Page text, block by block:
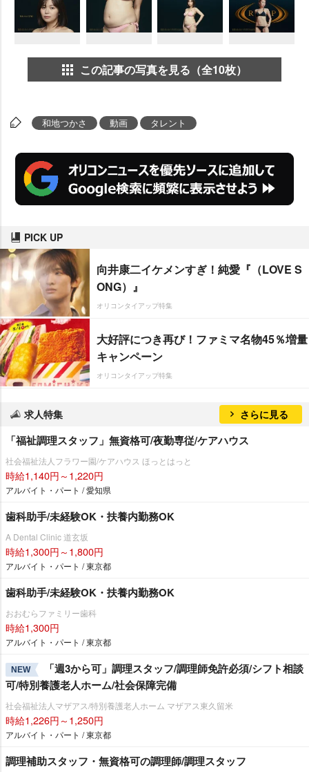
この記事の写真を見る（全10枚）
和地つかさ 動画 タレント
PICK UP
向井康二イケメンすぎ！純愛『（LOVE S
ONG）』
オリコンタイアップ特集
大好評につき再び！ファミマ名物45％増量
キャンペーン
オリコンタイアップ特集
求人特集 さらに見る
「福祉調理スタッフ」無資格可/夜勤専従/ケアハウス
社会福祉法人フラワー園/ケアハウス ほっとはっと
時給1,140円～1,220円
アルバイト・パート / 愛知県
歯科助手/未経験OK・扶養内勤務OK
A Dental Clinic 道玄坂
時給1,300円～1,800円
アルバイト・パート / 東京都
歯科助手/未経験OK・扶養内勤務OK
おおむらファミリー歯科
時給1,300円
アルバイト・パート / 東京都
NEW
「週3から可」調理スタッフ/調理師免許必須/シフト相談
可/特別養護老人ホーム/社会保障完備
社会福祉法人マザアス/特別養護老人ホーム マザアス東久留米
時給1,226円～1,250円
アルバイト・パート / 東京都
調理補助スタッフ・無資格可の調理師/調理スタッフ